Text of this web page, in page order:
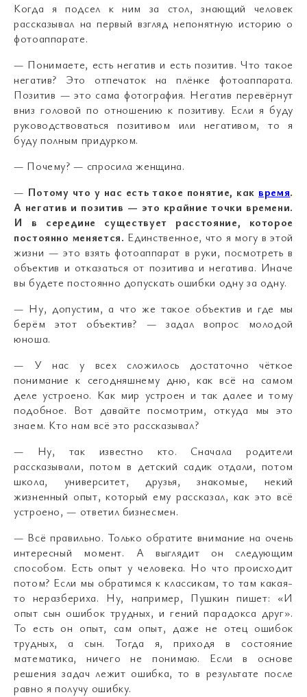
Когда я подсел к ним за стол, знающий человек
рассказывал на первый взгляд непонятную историю о
фотоаппарате.
— Понимаете, есть негатив и есть позитив. Что такое
негатив? Это отпечаток на плёнке фотоаппарата.
Позитив — это сама фотография. Негатив перевёрнут
вниз головой по отношению к позитиву. Если я буду
руководствоваться позитивом или негативом, то я
буду полным придурком.
— Почему? — спросила женщина.
— Потому что у нас есть такое понятие, как время.
А негатив и позитив — это крайние точки времени.
И в середине существует расстояние, которое
постоянно меняется. Единственное, что я могу в этой
жизни — это взять фотоаппарат в руки, посмотреть в
объектив и отказаться от позитива и негатива. Иначе
вы будете постоянно допускать ошибки одну за одну.
— Ну, допустим, а что же такое объектив и где мы
берём этот объектив? — задал вопрос молодой
юноша.
— У нас у всех сложилось достаточно чёткое
понимание к сегодняшнему дню, как всё на самом
деле устроено. Как мир устроен и так далее и тому
подобное. Вот давайте посмотрим, откуда мы это
знаем. Кто нам всё это рассказывал?
— Ну, так известно кто. Сначала родители
рассказывали, потом в детский садик отдали, потом
школа, университет, друзья, знакомые, некий
жизненный опыт, который ему рассказал, как это всё
устроено, — ответил бизнесмен.
— Всё правильно. Только обратите внимание на очень
интересный момент. А выглядит он следующим
способом. Есть опыт у человека. Но что происходит
потом? Если мы обратимся к классикам, то там какая-
то неразбериха. Ну, например, Пушкин пишет: «И
опыт сын ошибок трудных, и гений парадокса друг».
То есть он опыт, сам опыт, даже не отец ошибок
трудных, а сын. Тогда я, приходя в состояние
математика, ничего не понимаю. Если в основе
решения задач лежит ошибка, то в результате после
равно я получу ошибку.